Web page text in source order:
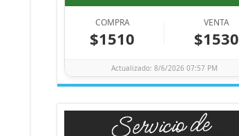
COMPRA
$1510
VENTA
$1530
Actualizado: 8/6/2026 07:57 PM